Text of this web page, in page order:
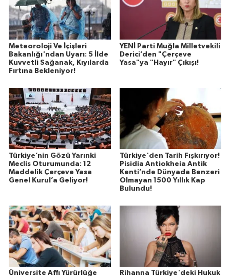
Meteoroloji Ve İçişleri
Bakanlığı'ndan Uyarı: 5 İlde
Kuvvetli Sağanak, Kıyılarda
Fırtına Bekleniyor!
YENİ Parti Muğla Milletvekili
Derici’den "Çerçeve
Yasa"ya "Hayır" Çıkışı!
Türkiye’nin Gözü Yarınki
Meclis Oturumunda: 12
Maddelik Çerçeve Yasa
Genel Kurul’a Geliyor!
Türkiye'den Tarih Fışkırıyor!
Pisidia Antiokheia Antik
Kenti’nde Dünyada Benzeri
Olmayan 1500 Yıllık Kap
Bulundu!
Üniversite Affı Yürürlüğe Rihanna Türkiye'deki Hukuk